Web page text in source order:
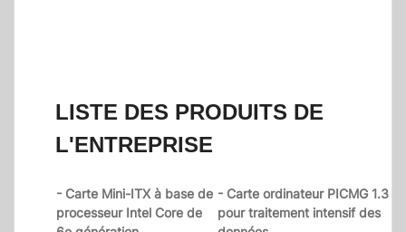
LISTE DES PRODUITS DE
L'ENTREPRISE
- Carte Mini-ITX à base de
processeur Intel Core de
- Carte ordinateur PICMG 1.3
pour traitement intensif des